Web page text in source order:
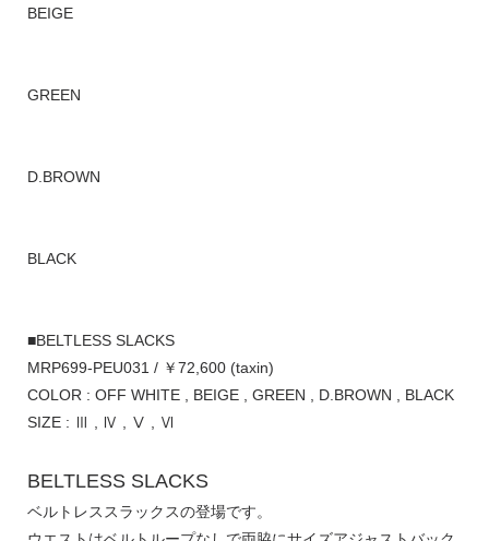
BEIGE
GREEN
D.BROWN
BLACK
■BELTLESS SLACKS
MRP699-PEU031 / ￥72,600 (taxin)
COLOR : OFF WHITE , BEIGE , GREEN , D.BROWN , BLACK
SIZE : Ⅲ , Ⅳ , Ⅴ , Ⅵ
BELTLESS SLACKS
ベルトレススラックスの登場です。